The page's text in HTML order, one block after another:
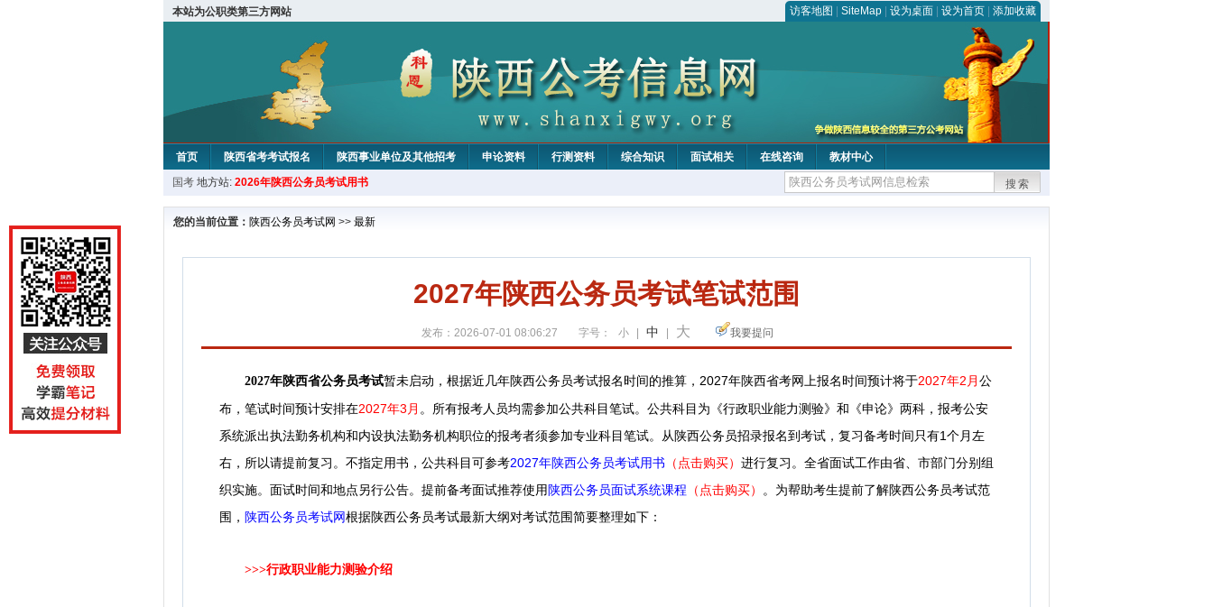
本站为公职类第三方网站 访客地图 SiteMap 设为桌面 设为首页 添加收藏
首页 陕西省考考试报名 陕西事业单位及其他招考 申论资料 行测资料 综合知识 面试相关 在线咨询
教材中心
国考 地方站: 2026年陕西公务员考试用书 搜索
您的当前位置： 陕西公务员考试网 >> 最新
2027年陕西公务员考试笔试范围
发布：2026-07-01 08:06:27 字号： 小 中 大 我要提问
2027年陕西省公务员考试暂未启动， 根据近几年陕西公务员考试报名时间的推算， 2027年陕西省考网上报名时间预计将于2027年2月公
布，笔试时间预计安排在2027年3月 。所有报考人员均需参加公共科目笔试。公共科目为《行政职业能力测验》和《申论》两科， 报考公安
系统派出执法勤务机构和内设执法勤务机构职位的报考者须参加专业科目笔试。
从陕西公务员招录报名到考试，复习备考时间只有1个月左
右，所以请提前复习。 不指定用书，公共科目可参考2027年陕西公务员考试用书 （点击购买） 进行复习。全省面试工作由省、市部门分别组
织实施。面试时间和地点另行公告。提前备考面试推荐使用 陕西公务员面试系统课程 （点击购买） 。 为帮助考生提前了解陕西公务员考试范
围， 陕西公务员考试网根据陕西公务员考试最新大纲对考试范围简要整理如下：
>>>行政职业能力测验介绍